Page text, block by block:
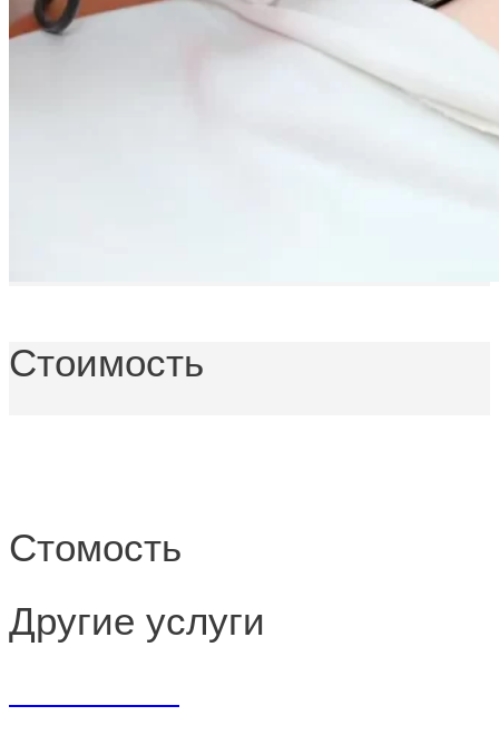
Стоимость
Стомость
Другие услуги